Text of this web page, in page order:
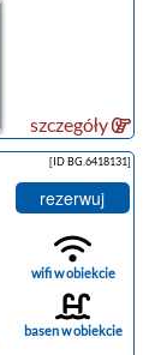
szczegóły
[ID BG.6418131]
rezerwuj
wifi w obiekcie
basen w obiekcie